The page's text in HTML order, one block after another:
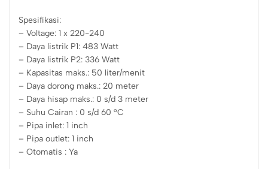
Spesifikasi:
– Voltage: 1 x 220-240
– Daya listrik P1: 483 Watt
– Daya listrik P2: 336 Watt
– Kapasitas maks.: 50 liter/menit
– Daya dorong maks.: 20 meter
– Daya hisap maks.: 0 s/d 3 meter
– Suhu Cairan : 0 s/d 60 °C
– Pipa inlet: 1 inch
– Pipa outlet: 1 inch
– Otomatis : Ya